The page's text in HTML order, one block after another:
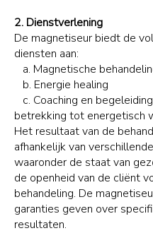
2. Dienstverlening
De magnetiseur biedt de
diensten aan:
a. Magnetische
b. Energie healing
c. Coaching en
betrekking tot energetisch
Het resultaat van de
afhankelijk van
waaronder de staat van
de openheid van de cliënt
behandeling. De
garanties geven over
resultaten.